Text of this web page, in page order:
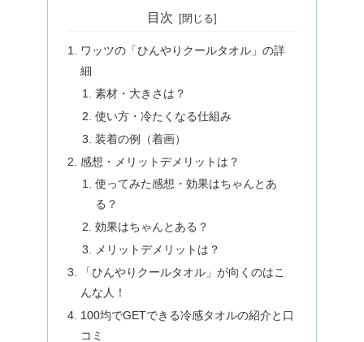
目次
ワッツの「ひんやりクールタオル」の詳
細
素材・大きさは？
使い方・冷たくなる仕組み
装着の例（着画）
感想・メリットデメリットは？
使ってみた感想・効果はちゃんとあ
る？
効果はちゃんとある？
メリットデメリットは？
「ひんやりクールタオル」が向くのはこ
んな人！
100均でGETできる冷感タオルの紹介と口
コミ